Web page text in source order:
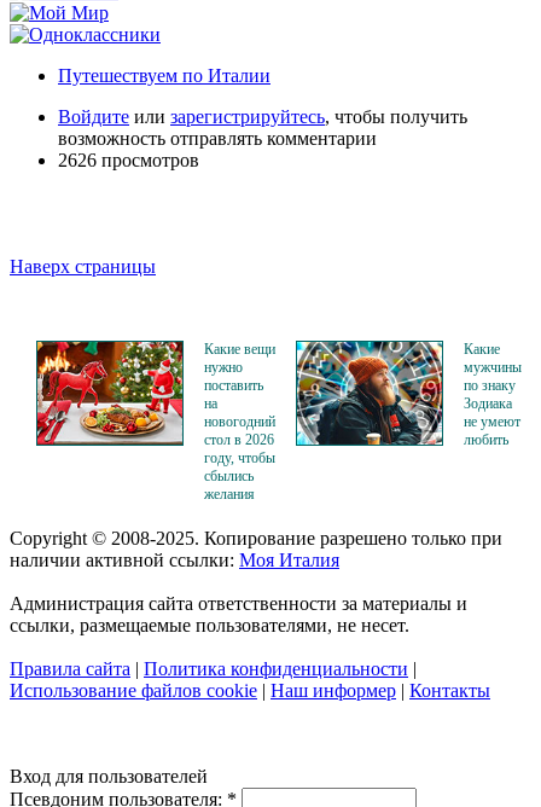
Путешествуем по Италии
Войдите или зарегистрируйтесь, чтобы получить
возможность отправлять комментарии
2626 просмотров
Наверх страницы
Какие вещи
нужно
поставить
на
новогодний
стол в 2026
году, чтобы
сбылись
желания
Какие
мужчины
по знаку
Зодиака
не умеют
любить
Copyright © 2008-2025. Копирование разрешено только при
наличии активной ссылки: Моя Италия
Администрация сайта ответственности за материалы и
ссылки, размещаемые пользователями, не несет.
Правила сайта | Политика конфиденциальности |
Использование файлов cookie | Наш информер | Контакты
Вход для пользователей
Псевдоним пользователя: *